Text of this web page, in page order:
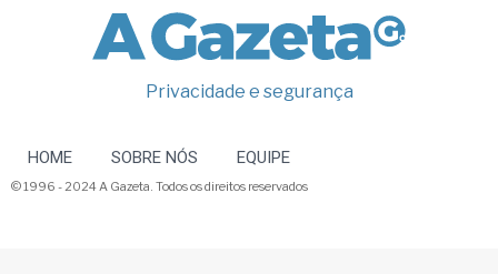
Privacidade e segurança
HOME SOBRE NÓS EQUIPE
© 1996 - 2024 A Gazeta. Todos os direitos reservados